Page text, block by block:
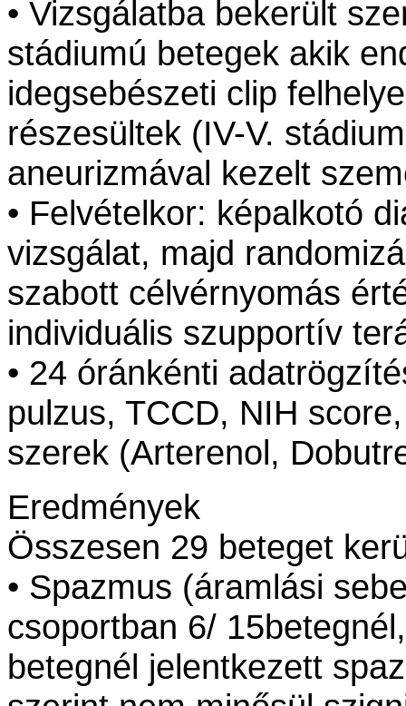
• Vizsgálatba bekerült
stádiumú betegek akik
idegsebészeti clip
részesültek (IV-V.
aneurizmával kezelt
• Felvételkor: képalkotó
vizsgálat, majd
szabott célvérnyomás
individuális szupportív
• 24 óránkénti
pulzus, TCCD, NIH
szerek (Arterenol,
Eredmények
Összesen 29 beteget
• Spazmus (áramlási
csoportban 6/
betegnél jelentkezett